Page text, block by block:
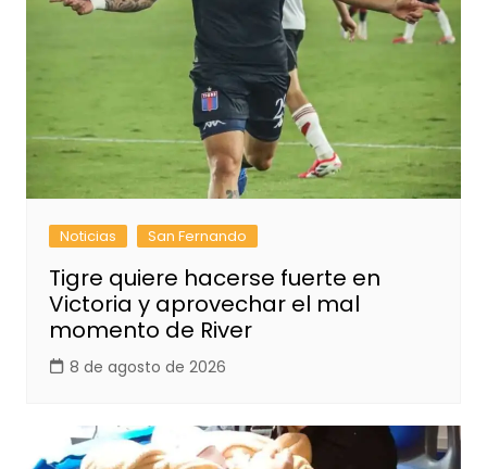
Noticias San Fernando
Tigre quiere hacerse fuerte en
Victoria y aprovechar el mal
momento de River
8 de agosto de 2026